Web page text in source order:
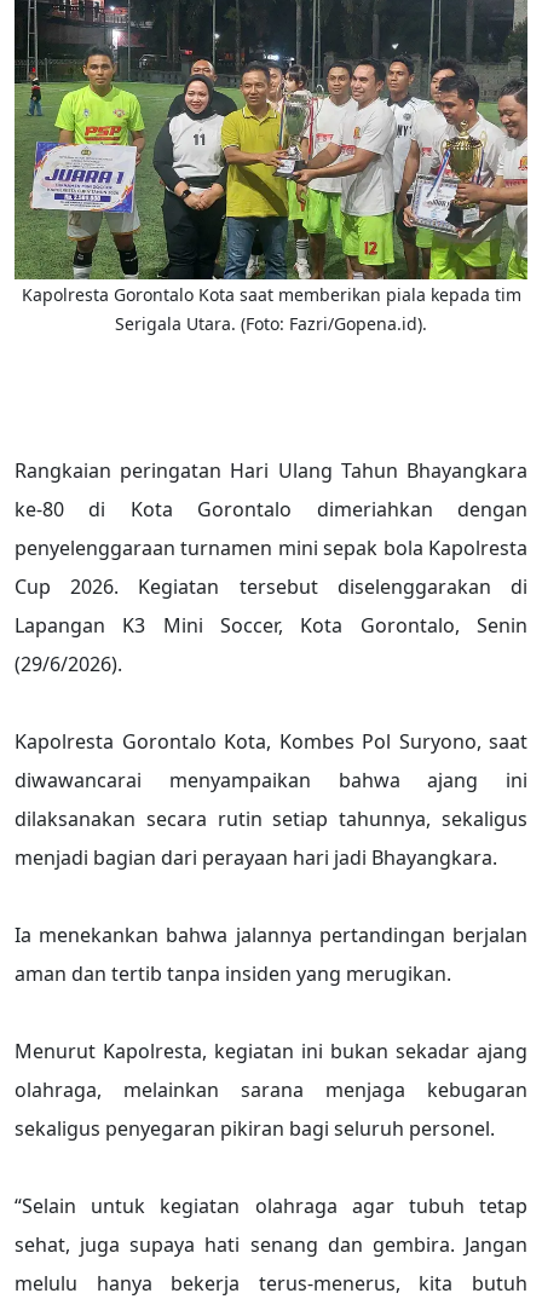
Kapolresta Gorontalo Kota saat memberikan piala kepada tim
Serigala Utara. (Foto: Fazri/Gopena.id).
Rangkaian peringatan Hari Ulang Tahun Bhayangkara
ke-80 di Kota Gorontalo dimeriahkan dengan
penyelenggaraan turnamen mini sepak bola Kapolresta
Cup 2026. Kegiatan tersebut diselenggarakan di
Lapangan K3 Mini Soccer, Kota Gorontalo, Senin
(29/6/2026).
Kapolresta Gorontalo Kota, Kombes Pol Suryono, saat
diwawancarai menyampaikan bahwa ajang ini
dilaksanakan secara rutin setiap tahunnya, sekaligus
menjadi bagian dari perayaan hari jadi Bhayangkara.
Ia menekankan bahwa jalannya pertandingan berjalan
aman dan tertib tanpa insiden yang merugikan.
Menurut Kapolresta, kegiatan ini bukan sekadar ajang
olahraga, melainkan sarana menjaga kebugaran
sekaligus penyegaran pikiran bagi seluruh personel.
“Selain untuk kegiatan olahraga agar tubuh tetap
sehat, juga supaya hati senang dan gembira. Jangan
melulu hanya bekerja terus-menerus, kita butuh